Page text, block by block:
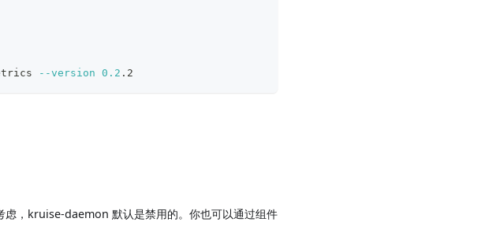
--version 0.2 .2
，kruise-daemon 默认是禁用的。你也可以通过组件